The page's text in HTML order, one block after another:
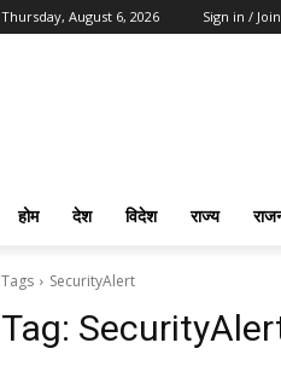
Thursday, August 6, 2026 Sign in / Join
होम देश विदेश राज्य
Tags SecurityAlert
Tag: